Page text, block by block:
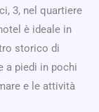
3, nel quartiere
è ideale in
storico di
a piedi in pochi
e le attività